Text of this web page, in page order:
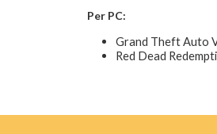
Per PC:
Grand Theft Auto
Red Dead